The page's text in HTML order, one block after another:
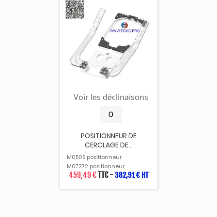
Voir les déclinaisons
POSITIONNEUR DE
CERCLAGE DE...
M0505 positionneur
M07272 positionneur
459,49 €TTC-382,91 € HT